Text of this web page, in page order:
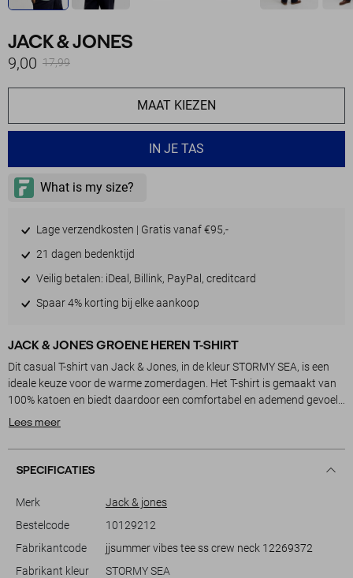
JACK & JONES
9,00 17,99
MAAT KIEZEN
IN JE TAS
Lage verzendkosten | Gratis vanaf €95,-
21 dagen bedenktijd
Veilig betalen: iDeal, Billink, PayPal, creditcard
Spaar 4% korting bij elke aankoop
JACK & JONES GROENE HEREN T-SHIRT
Dit casual T-shirt van Jack & Jones, in de kleur STORMY SEA, is een
ideale keuze voor de warme zomerdagen. Het T-shirt is gemaakt van
100% katoen en biedt daardoor een comfortabel en ademend gevoel
tijdens het dragen. Met zijn regular fit pasvorm en ronde hals, zorgt
subtiele tekst op de voorkant geeft het shirt een moderne touch,
terwijl de decoratieve palmboomprint op de achterkant een zomers
vrienden hebt, dit Jack & Jones T-shirt is een veelzijdige aanvulling op
je garderobe. Zonder zakken en met korte mouwen, is het eenvoudig
en stijlvol, perfect te combineren met zowel een casual jeans als een
Lees meer
SPECIFICATIES
Merk
Jack & jones
Bestelcode
10129212
Fabrikantcode
jjsummer vibes tee ss crew neck 12269372
Fabrikant kleur
STORMY SEA